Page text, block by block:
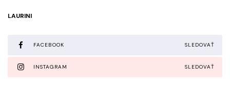
LAURINI
FACEBOOK SLEDOVAŤ
INSTAGRAM SLEDOVAŤ